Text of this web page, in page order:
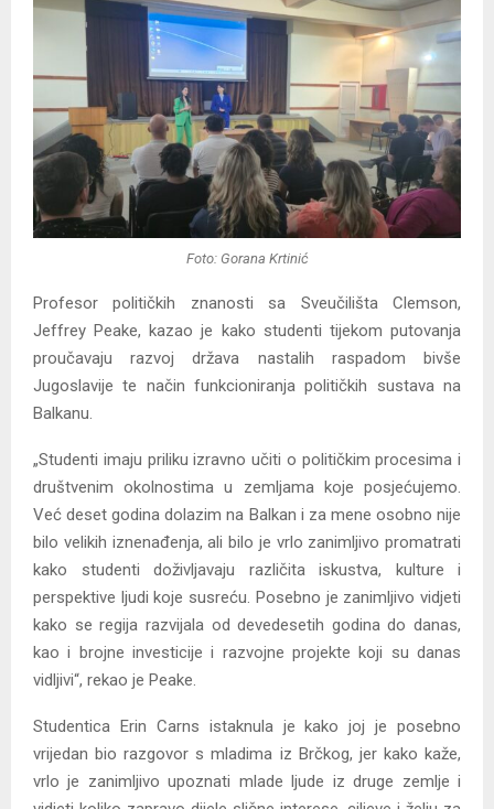
Foto: Gorana Krtinić
Profesor političkih znanosti sa Sveučilišta Clemson,
Jeffrey Peake, kazao je kako studenti tijekom putovanja
proučavaju razvoj država nastalih raspadom bivše
Jugoslavije te način funkcioniranja političkih sustava na
Balkanu.
„Studenti imaju priliku izravno učiti o političkim procesima i
društvenim okolnostima u zemljama koje posjećujemo.
Već deset godina dolazim na Balkan i za mene osobno nije
bilo velikih iznenađenja, ali bilo je vrlo zanimljivo promatrati
kako studenti doživljavaju različita iskustva, kulture i
perspektive ljudi koje susreću. Posebno je zanimljivo vidjeti
kako se regija razvijala od devedesetih godina do danas,
kao i brojne investicije i razvojne projekte koji su danas
vidljivi“, rekao je Peake.
Studentica Erin Carns istaknula je kako joj je posebno
vrijedan bio razgovor s mladima iz Brčkog, jer kako kaže,
vrlo je zanimljivo upoznati mlade ljude iz druge zemlje i